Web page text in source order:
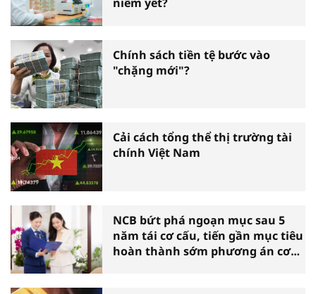
Chính sách tiền tệ bước vào
"chặng mới"?
Cải cách tổng thể thị trường tài
chính Việt Nam
NCB bứt phá ngoạn mục sau 5
năm tái cơ cấu, tiến gần mục tiêu
hoàn thành sớm phương án cơ